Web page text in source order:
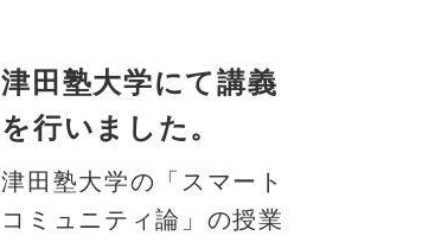
津田塾大学にて講義
を行いました。
津田塾大学の「スマート
コミュニティ論」の授業